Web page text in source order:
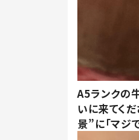
A5ランクの
いに来てく
景”に「マジ